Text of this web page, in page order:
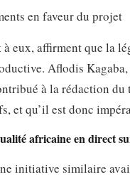
en faveur du projet
eux, affirment que la
Aflodis
à la rédaction
et qu’il est donc
africaine en direct
initiative similaire